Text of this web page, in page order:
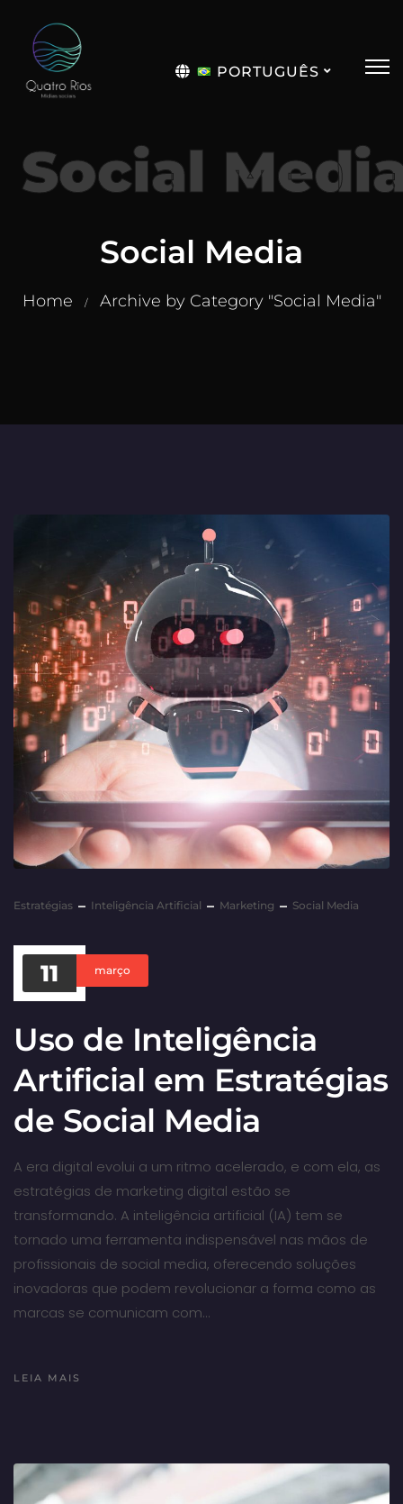
PORTUGUÊS
Social
Social Media
Home / Archive by Category "Social Media"
Estratégias Inteligência Artificial Marketing Social Media
11 março
Uso de Inteligência
Artificial em Estratégias
de Social Media
A era digital evolui a um ritmo acelerado, e com ela, as
estratégias de marketing digital estão se
transformando. A inteligência artificial (IA) tem se
tornado uma ferramenta indispensável nas mãos de
profissionais de social media, oferecendo soluções
inovadoras que podem revolucionar a forma como as
marcas se comunicam com…
LEIA MAIS